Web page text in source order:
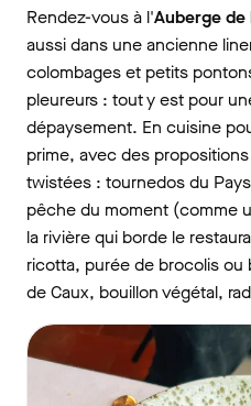
Rendez-vous à l'Auberge de
aussi dans une ancienne
colombages et petits
pleureurs : tout y est pour
dépaysement. En cuisine
prime, avec des
twistées : tournedos du
pêche du moment (comme
la rivière qui borde le
ricotta, purée de brocolis
de Caux, bouillon végétal,